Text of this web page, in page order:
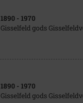
1890 - 1970
Gisselfeld gods
1890 - 1970
Gisselfeld gods